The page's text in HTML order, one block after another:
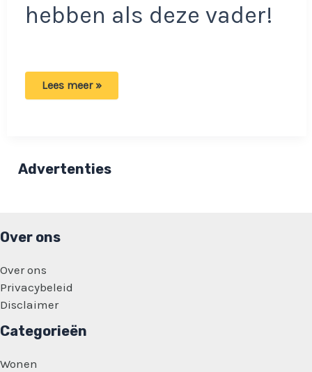
hebben als deze vader!
Fotoshoot
op
Lees meer »
Advertenties
Over ons
Over ons
Privacybeleid
Disclaimer
Categorieën
Wonen